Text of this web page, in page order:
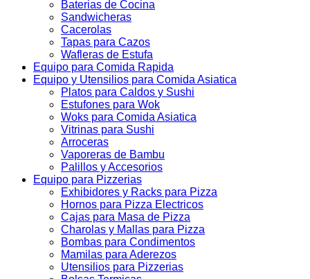
Baterias de Cocina
Sandwicheras
Cacerolas
Tapas para Cazos
Wafleras de Estufa
Equipo para Comida Rapida
Equipo y Utensilios para Comida Asiatica
Platos para Caldos y Sushi
Estufones para Wok
Woks para Comida Asiatica
Vitrinas para Sushi
Arroceras
Vaporeras de Bambu
Palillos y Accesorios
Equipo para Pizzerias
Exhibidores y Racks para Pizza
Hornos para Pizza Electricos
Cajas para Masa de Pizza
Charolas y Mallas para Pizza
Bombas para Condimentos
Mamilas para Aderezos
Utensilios para Pizzerias